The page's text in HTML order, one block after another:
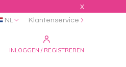
X
INLOGGEN / REGISTREREN
NL Klantenservice